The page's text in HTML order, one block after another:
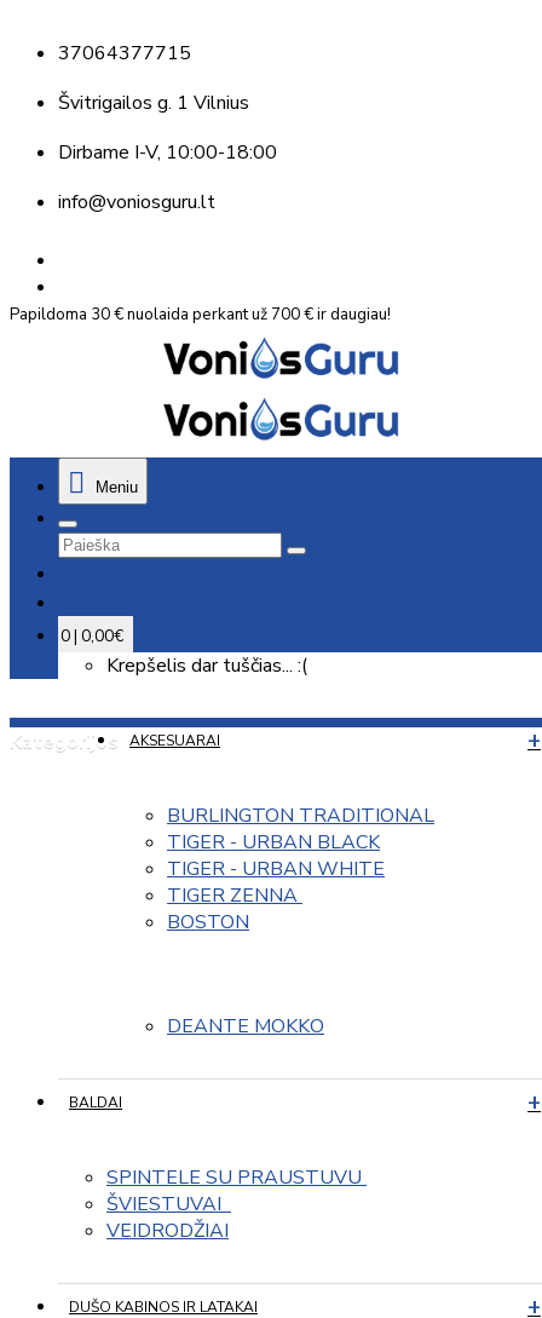
37064377715
Švitrigailos g. 1 Vilnius
Dirbame I-V, 10:00-18:00
info@voniosguru.lt
Papildoma 30 € nuolaida perkant už 700 € ir daugiau!
Meniu
0 | 0,00€
Krepšelis dar tuščias... :(
Kategorijos AKSESUARAI
BURLINGTON TRADITIONAL
TIGER - URBAN BLACK
TIGER - URBAN WHITE
TIGER ZENNA
BOSTON
DEANTE MOKKO
BALDAI
SPINTELE SU PRAUSTUVU
ŠVIESTUVAI
VEIDRODŽIAI
DUŠO KABINOS IR LATAKAI